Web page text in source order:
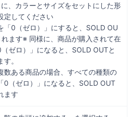
、カラーとサイズをセットにした形
定してください
「0（ゼロ）」にすると、SOLD OU
ます※ 同様に、商品が購入されて在
ゼロ）」になると、SOLD OUTと
。
数ある商品の場合、すべての種類の
0（ゼロ）」になると、SOLD OUT
ます